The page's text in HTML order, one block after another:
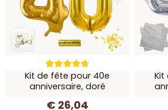
Envoyer la
Kit de fête pour 40e
anniversaire, doré
€ 26,04
Kit